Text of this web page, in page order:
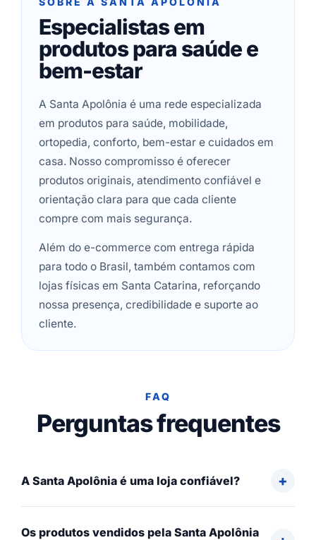
Especialistas em
produtos para saúde e
bem-estar
A Santa Apolônia é uma rede especializada
em produtos para saúde, mobilidade,
ortopedia, conforto, bem-estar e cuidados em
casa. Nosso compromisso é oferecer
produtos originais, atendimento confiável e
orientação clara para que cada cliente
compre com mais segurança.
Além do e-commerce com entrega rápida
para todo o Brasil, também contamos com
lojas físicas em Santa Catarina, reforçando
nossa presença, credibilidade e suporte ao
cliente.
FAQ
Perguntas frequentes
A Santa Apolônia é uma loja confiável?
Os produtos vendidos pela Santa Apolônia